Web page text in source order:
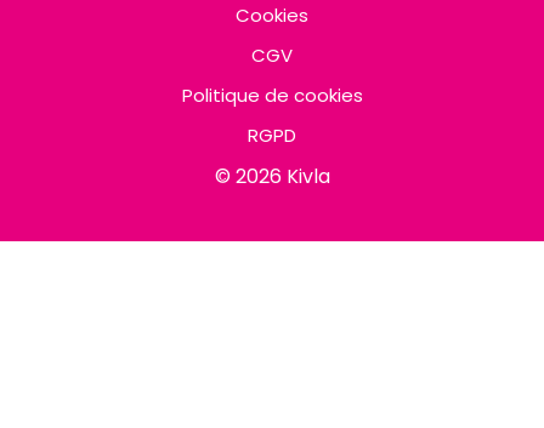
© 2026 Kivla
Cookies
CGV
Politique de cookies
RGPD